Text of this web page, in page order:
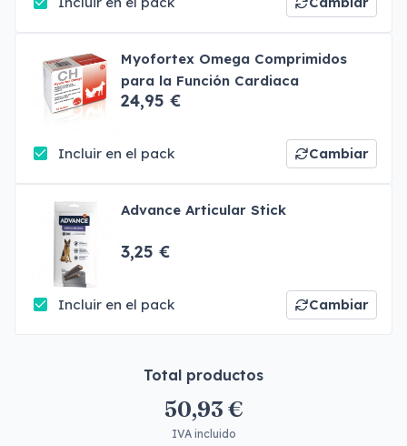
Myofortex Omega Comprimidos
para la Función Cardiaca
24,95 €
Incluir en el pack Cambiar
Advance Articular Stick
3,25 €
Incluir en el pack Cambiar
Total productos
50,93 €
IVA incluido